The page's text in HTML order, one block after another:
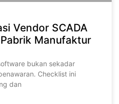
Vendor SCADA
Manufaktur
bukan sekadar
Checklist ini
dan